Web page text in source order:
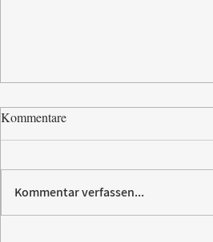
Kommentare
Kommentar verfassen...